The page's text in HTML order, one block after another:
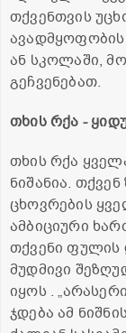
თქვენთვის
ავადმყოფობის
ან სკოლაში,
გეჩვენებათ.
თხის რქა -
თხის რქა
ნიშანია.
ცხოვრების
ამბიციური
თქვენი ფულის
მუდმივი
იყოს .
ჯდება ამ